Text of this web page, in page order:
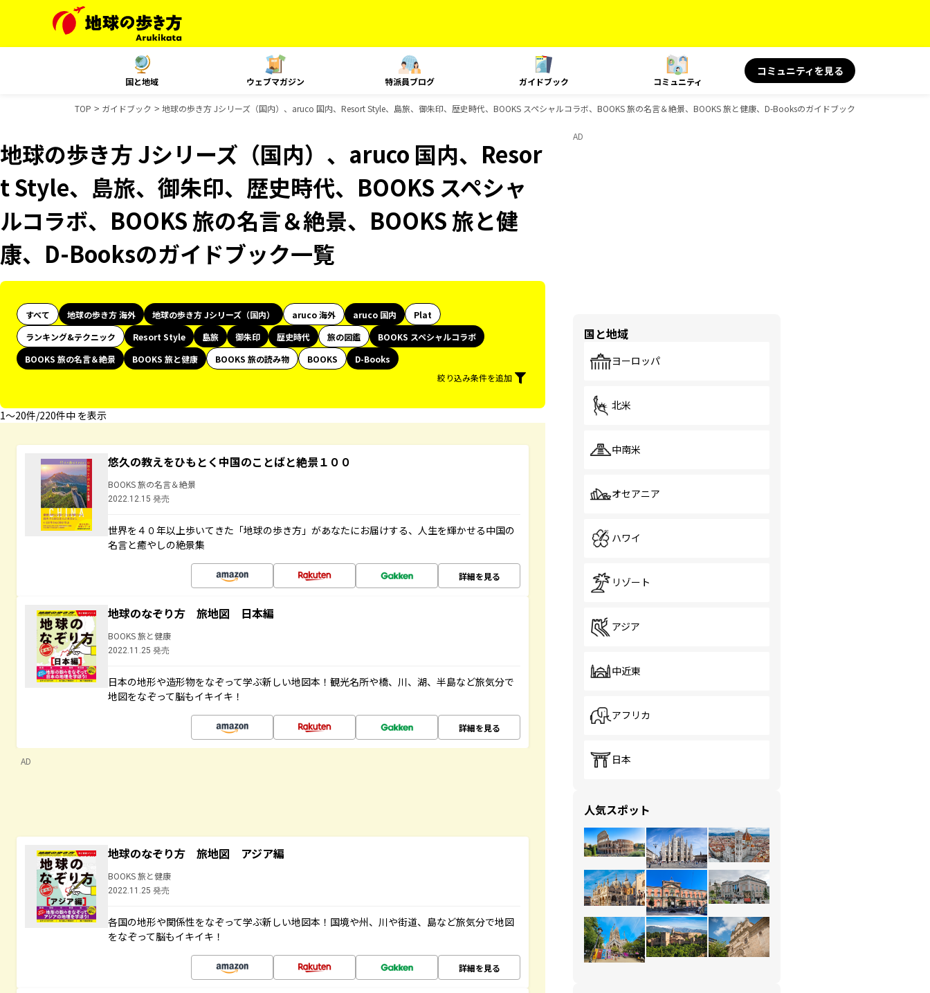
国と地域 ウェブマガジン 特派員ブログ ガイドブック コミュニティ
コミュニティを見る
TOP ガイドブック 地球の歩き方 Jシリーズ（国内）、aruco 国内、Resort Style、島旅、御朱印、歴史時代、BOOKS スペシャルコラボ、BOOKS 旅の名言＆絶景、BOOKS 旅と健康、D-Booksのガイドブック一覧
地球の歩き方 Jシリーズ（国内）、aruco 国内、Resor
t Style、島旅、御朱印、歴史時代、BOOKS スペシャ
ルコラボ、BOOKS 旅の名言＆絶景、BOOKS 旅と健
康、D-Booksのガイドブック一覧
すべて 地球の歩き方 海外 地球の歩き方 Jシリーズ（国内） aruco 海外 aruco 国内
Plat
ランキング&テクニック
Resort Style 島旅 御朱印 歴史時代 旅の図鑑
BOOKS スペシャルコラボ
BOOKS 旅の名言＆絶景
BOOKS 旅と健康 BOOKS 旅の読み物 BOOKS
D-Books
絞り込み条件を追加
1〜20件/220件中 を表示
悠久の教えをひもとく中国のことばと絶景１００
BOOKS 旅の名言＆絶景
2022.12.15 発売
世界を４０年以上歩いてきた「地球の歩き方」があなたにお届けする、人生を輝かせる中国の
名言と癒やしの絶景集
詳細を見る
地球のなぞり方 旅地図 日本編
BOOKS 旅と健康
2022.11.25 発売
日本の地形や造形物をなぞって学ぶ新しい地図本！観光名所や橋、川、湖、半島など旅気分で
地図をなぞって脳もイキイキ！
詳細を見る
AD
地球のなぞり方 旅地図 アジア編
BOOKS 旅と健康
2022.11.25 発売
各国の地形や関係性をなぞって学ぶ新しい地図本！国境や州、川や街道、島など旅気分で地図
をなぞって脳もイキイキ！
詳細を見る
AD
国と地域
ヨーロッパ
北米
中南米
オセアニア
ハワイ
リゾート
アジア
中近東
アフリカ
日本
人気スポット